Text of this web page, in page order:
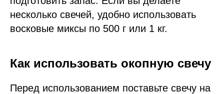
несколько свечей, удобно использовать
восковые миксы по 500 г или 1 кг.
Как использовать окопную свечу
Перед использованием поставьте свечу на